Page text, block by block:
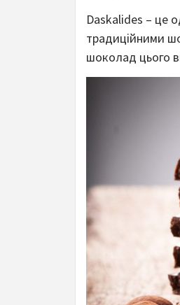
Daskalides – це
традиційними
шоколад цього